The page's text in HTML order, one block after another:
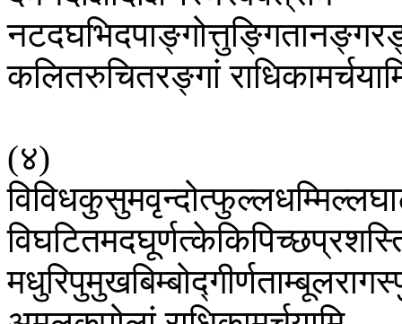
कलितरुचितरङ्गां
(४)